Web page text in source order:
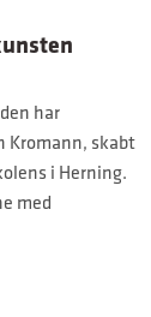
har
Kromann, skabt
i Herning.
med